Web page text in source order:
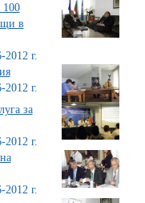
в
2012 г.
2012 г.
за
2012 г.
2012 г.